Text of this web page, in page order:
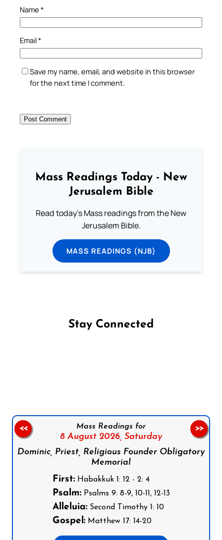
Name *
Email*
Save my name, email, and website in this browser
for the next time I comment.
Mass Readings Today - New
Jerusalem Bible
Read today's Mass readings from the New
Jerusalem Bible.
MASS READINGS (NJB)
Stay Connected
Mass Readings for
8 August 2026, Saturday
Dominic, Priest, Religious Founder Obligatory
Memorial
First:Habakkuk 1: 12 - 2: 4
Psalm:Psalms 9: 8-9, 10-11, 12-13
Alleluia:Second Timothy 1: 10
Gospel:Matthew 17: 14-20
<< >>